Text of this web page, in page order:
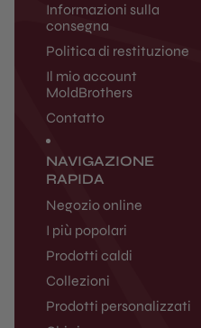
Informazioni sulla
consegna
Politica di restituzione
Il mio account
MoldBrothers
Contatto
NAVIGAZIONE
RAPIDA
Negozio online
I più popolari
Prodotti caldi
Collezioni
Prodotti personalizzati